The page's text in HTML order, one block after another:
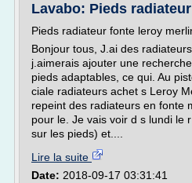
Lavabo: Pieds
Pieds radiateur fonte leroy
Bonjour tous, J.ai des
j.aimerais ajouter une
pieds adaptables, ce qui. Au
ciale radiateurs achet s Leroy
repeint des radiateurs en fonte
pour le. Je vais voir d s lundi le
sur les pieds) et....
Lire la suite
Date: 2018-09-17 03:31:41